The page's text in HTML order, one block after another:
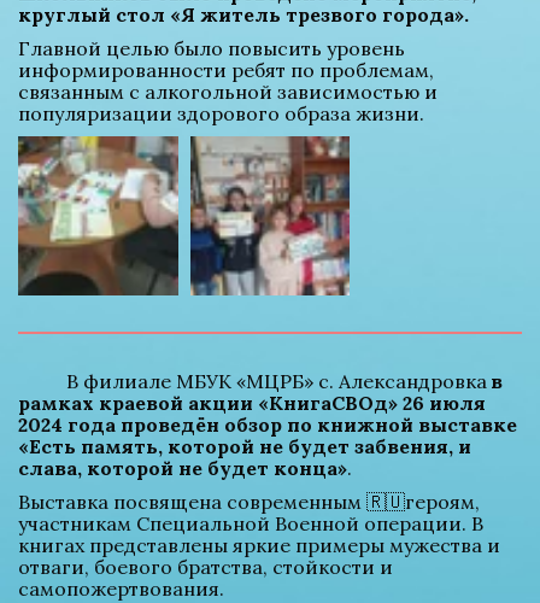
круглый стол «Я житель трезвого города».
Главной целью было повысить уровень
информированности ребят по проблемам,
связанным с алкогольной зависимостью и
популяризации здорового образа жизни.
          В филиале МБУК «МЦРБ» с. Александровка
в
рамках краевой акции «КнигаСВОд» 26 июля
2024 года проведён обзор по книжной выставке
«Есть память, которой не будет забвения, и
слава, которой не будет конца».
Выставка посвящена современным 🇷🇺героям,
участникам Специальной Военной операции. В
книгах представлены яркие примеры мужества и
отваги, боевого братства, стойкости и
самопожертвования.